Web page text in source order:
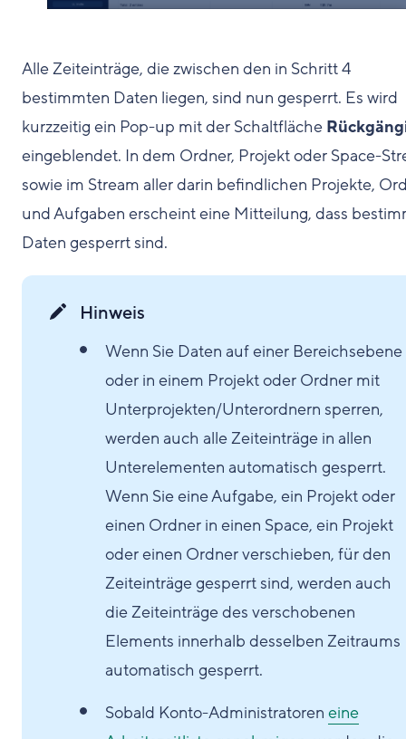
Alle Zeiteinträge, die zwischen den in Schritt 4
bestimmten Daten liegen, sind nun gesperrt. Es wird
kurzzeitig ein Pop-up mit der Schaltfläche
eingeblendet. In dem Ordner, Projekt oder Space-
sowie im Stream aller darin befindlichen Projekte,
und Aufgaben erscheint eine Mitteilung, dass
Daten gesperrt sind.
Hinweis
Wenn Sie Daten auf einer Bereichsebene
oder in einem Projekt oder Ordner mit
Unterprojekten/Unterordnern sperren,
werden auch alle Zeiteinträge in allen
Unterelementen automatisch gesperrt.
Wenn Sie eine Aufgabe, ein Projekt oder
einen Ordner in einen Space, ein Projekt
oder einen Ordner verschieben, für den
Zeiteinträge gesperrt sind, werden auch
die Zeiteinträge des verschobenen
Elements innerhalb desselben Zeitraums
automatisch gesperrt.
Sobald Konto-Administratoren eine